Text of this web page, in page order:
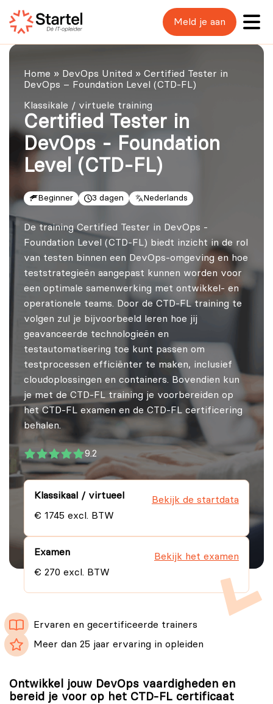
Meld je aan
Home » DevOps United » Certified Tester in
DevOps – Foundation Level (CTD-FL)
Klassikale / virtuele training
Certified Tester in
DevOps - Foundation
Level (CTD-FL)
Beginner 3 dagen Nederlands
De training Certified Tester in DevOps -
Foundation Level (CTD-FL) biedt inzicht in de rol
van testen binnen een DevOps-omgeving en hoe
teststrategieën aangepast kunnen worden voor
een optimale samenwerking met ontwikkel- en
operationele teams. Door de CTD-FL training te
volgen zul je bijvoorbeeld leren hoe jij
geavanceerde technologieën en
testautomatisering toe kunt passen om
testprocessen efficiënter te maken, inclusief
cloudoplossingen en containers. Bovendien kun
je met de CTD-FL training je voorbereiden op
het CTD-FL examen en de CTD-FL certificering
behalen.
9.2
Klassikaal / virtueel
€ 1745 excl. BTW
Bekijk de startdata
Examen
€ 270 excl. BTW
Bekijk het examen
Ervaren en gecertificeerde trainers
Meer dan 25 jaar ervaring in opleiden
Ontwikkel jouw DevOps vaardigheden en
bereid je voor op het CTD-FL certificaat